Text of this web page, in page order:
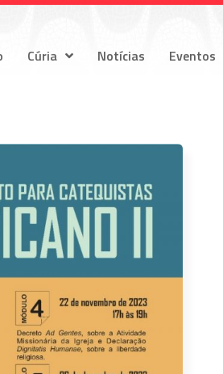
Cúria Notícias Eventos